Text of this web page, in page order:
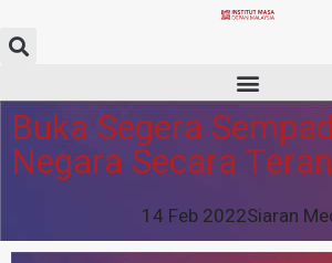
Buka Segera
Negara Secara
14 Feb 2022Siaran